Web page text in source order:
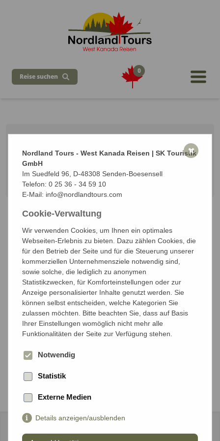
Reise suchen
0
Busreise Yukon nach Alaska
7 Tage ab Whitehorse / bis Anchorage
Vom 29.08.2027 bis zum 04.09.2027 (7 Tage)
Start: Whitehorse | Ziel: Anchorage - Alaska
Mit wieviel Personen möchten Sie reisen?
Anzahl Erwachsene*
Anzahl Kinder unter 18 Jahren*
Nordland Tours - West Kanada Reisen | SK Touristik
GmbH
Im Suedfeld 96, D-48308 Senden-Boesensell
Telefon: 0 25 36 - 34 59 10
E-Mail: info@nordlandtours.com
Cookie-Verwaltung
Wir verwenden Cookies, um Ihnen ein optimales
Webseiten-Erlebnis zu bieten. Dazu zählen Cookies, die
für den Betrieb der Seite und für die Steuerung unserer
kommerziellen Unternehmensziele notwendig sind,
sowie solche, die lediglich zu anonymen
Statistikzwecken, für Komforteinstellungen oder zur
Anzeige personalisierter Inhalte genutzt werden. Sie
können selbst entscheiden, welche Kategorien Sie
zulassen möchten. Bitte beachten Sie, dass auf Basis
Ihrer Einstellungen womöglich nicht mehr alle
Funktionalitäten der Seite zur Verfügung stehen.
Notwendig
Statistik
Externe Medien
Details anzeigen/ausblenden
✖